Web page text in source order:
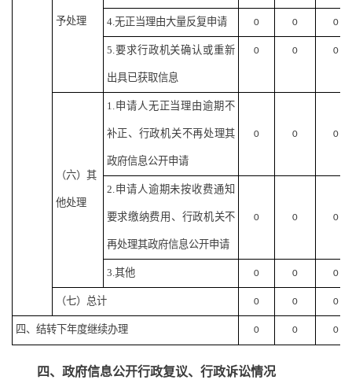
予处理 4.无正当理由大量反复申请 0 0 0
5.要求行政机关确认或重新
出具已获取信息
0 0 0
（六）其
他处理
1.申请人无正当理由逾期不
补正、行政机关不再处理其
政府信息公开申请
0 0 0
2.申请人逾期未按收费通知
要求缴纳费用、行政机关不
再处理其政府信息公开申请
0 0 0
3.其他 0 0 0
（七）总计 0 0 0
四、结转下年度继续办理 0 0 0
四、政府信息公开行政复议、行政诉讼情况